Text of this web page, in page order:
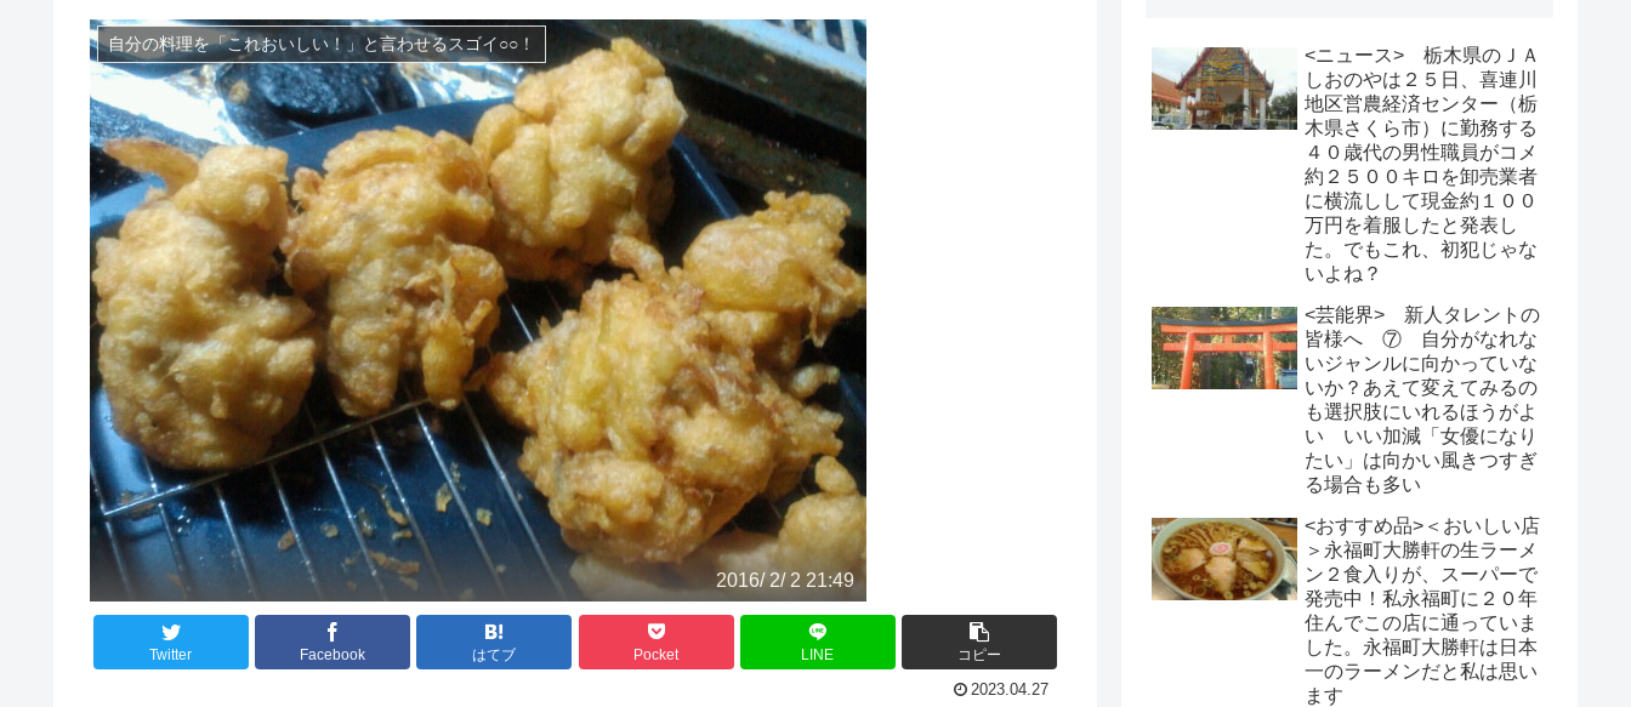
自分の料理を「これおいしい！」と言わせるスゴイ○○！
2016/ 2/ 2 21:49
Twitter Facebook はてブ Pocket LINE コピー
2023.04.27
<ニュース> 栃木県のＪＡ
しおのやは２５日、喜連川
地区営農経済センター（栃
木県さくら市）に勤務する
４０歳代の男性職員がコメ
約２５００キロを卸売業者
に横流しして現金約１００
万円を着服したと発表し
た。でもこれ、初犯じゃな
いよね？
<芸能界> 新人タレントの
皆様へ ⑦ 自分がなれな
いジャンルに向かっていな
いか？あえて変えてみるの
も選択肢にいれるほうがよ
い いい加減「女優になり
たい」は向かい風きつすぎ
る場合も多い
<おすすめ品>＜おいしい店
＞永福町大勝軒の生ラーメ
ン２食入りが、スーパーで
発売中！私永福町に２０年
住んでこの店に通っていま
した。永福町大勝軒は日本
一のラーメンだと私は思い
ます